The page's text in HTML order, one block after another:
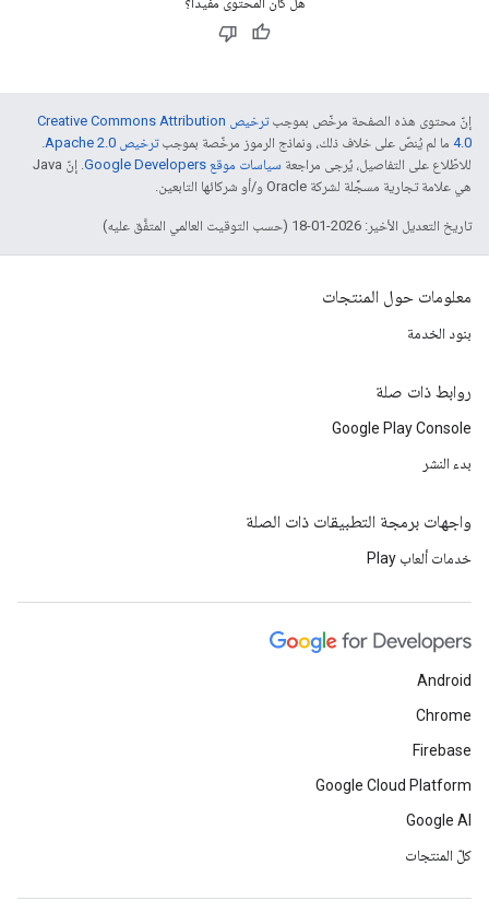
إنّ محتوى هذه الصفحة مرخّص بموجب
ترخيص Creative Commons Attribution
4.0‏ ما لم يُنصّ على خلاف ذلك، ونماذج الرموز مرخّصة بموجبترخيص Apache 2.0‏
.
للاطّلاع على التفاصيل، يُرجى مراجعة سياسات موقع Google Developers‏
. إنّ Java
هي علامة تجارية مسجَّلة لشركة Oracle و/أو شركائها التابعين.
تاريخ التعديل الأخير: 2026-01-18 (حسب التوقيت العالمي المتفَّق عليه)
معلومات حول المنتجات
بنود الخدمة
روابط ذات صلة
Google Play Console
بدء النشر
واجهات برمجة التطبيقات ذات الصلة
خدمات ألعاب Play
Android
Chrome
Firebase
Google Cloud Platform
Google AI
كلّ المنتجات